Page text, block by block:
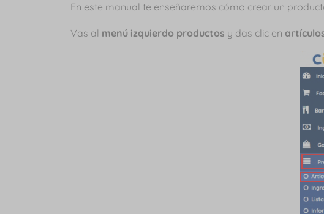
En este manual te enseñaremos cómo crear un
Vas al menú izquierdo productos y das clic en